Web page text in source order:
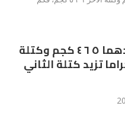
اشترى أحمد أرنبين كتلة أحدهما ٥ ٦ ٤ كجم وكتلة
تزيد كتلة الثاني